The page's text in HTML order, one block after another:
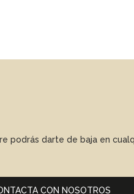
podrás darte de baja en
CON NOSOTROS